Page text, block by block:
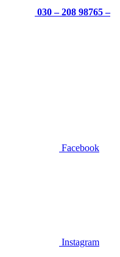
030 – 208 98765 –
Facebook
Instagram